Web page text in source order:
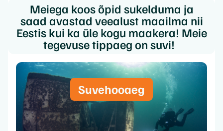
Meiega koos õpid sukelduma ja
saad avastad veealust maailma nii
Eestis kui ka üle kogu maakera! Meie
tegevuse tippaeg on suvi!
Suvehooaeg